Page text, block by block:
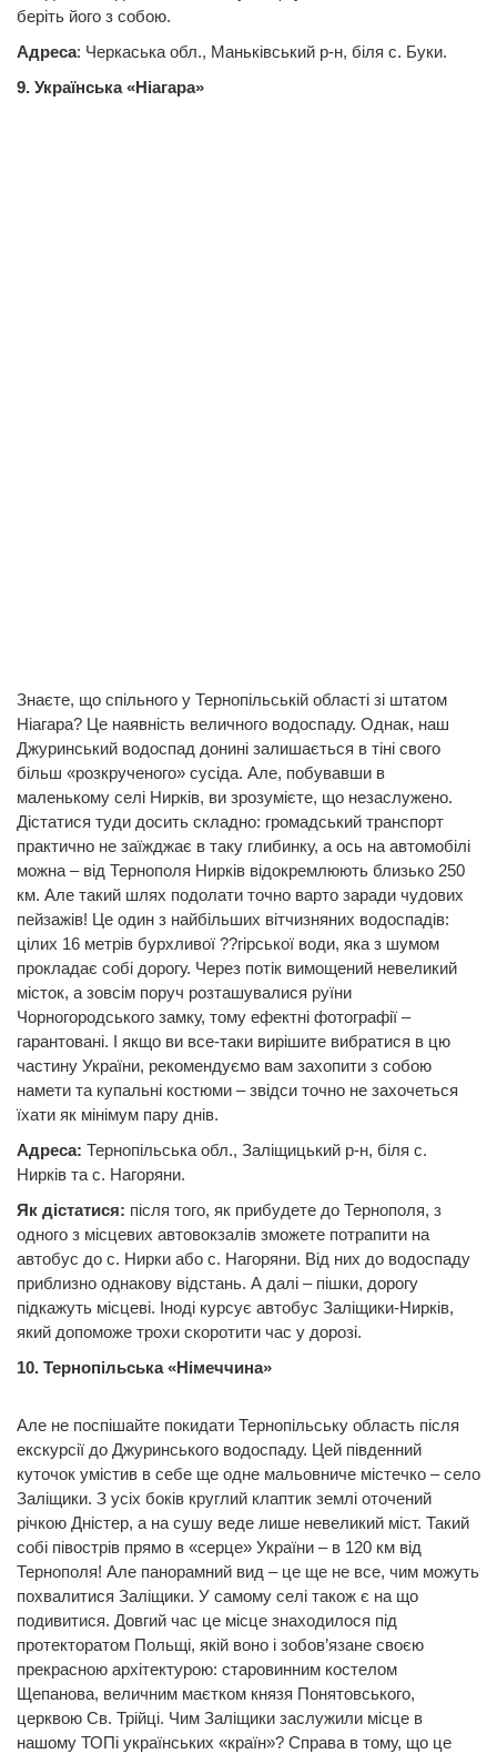
беріть його з собою.
Адреса: Черкаська обл., Маньківський р-н, біля с. Буки.
9. Українська «Ніагара»
Знаєте, що спільного у Тернопільській області зі штатом
Ніагара? Це наявність величного водоспаду. Однак, наш
Джуринський водоспад донині залишається в тіні свого
більш «розкрученого» сусіда. Але, побувавши в
маленькому селі Нирків, ви зрозумієте, що незаслужено.
Дістатися туди досить складно: громадський транспорт
практично не заїжджає в таку глибинку, а ось на автомобілі
можна – від Тернополя Нирків відокремлюють близько 250
км. Але такий шлях подолати точно варто заради чудових
пейзажів! Це один з найбільших вітчизняних водоспадів:
цілих 16 метрів бурхливої ??гірської води, яка з шумом
прокладає собі дорогу. Через потік вимощений невеликий
місток, а зовсім поруч розташувалися руїни
Чорногородського замку, тому ефектні фотографії –
гарантовані. І якщо ви все-таки вирішите вибратися в цю
частину України, рекомендуємо вам захопити з собою
намети та купальні костюми – звідси точно не захочеться
їхати як мінімум пару днів.
Адреса: Тернопільська обл., Заліщицький р-н, біля с.
Нирків та с. Нагоряни.
Як дістатися: після того, як прибудете до Тернополя, з
одного з місцевих автовокзалів зможете потрапити на
автобус до с. Нирки або с. Нагоряни. Від них до водоспаду
приблизно однакову відстань. А далі – пішки, дорогу
підкажуть місцеві. Іноді курсує автобус Заліщики-Нирків,
який допоможе трохи скоротити час у дорозі.
10. Тернопільська «Німеччина»
Але не поспішайте покидати Тернопільську область після
екскурсії до Джуринського водоспаду. Цей південний
куточок умістив в себе ще одне мальовниче містечко – село
Заліщики. З усіх боків круглий клаптик землі оточений
річкою Дністер, а на сушу веде лише невеликий міст. Такий
собі півострів прямо в «серце» України – в 120 км від
Тернополя! Але панорамний вид – це ще не все, чим можуть
похвалитися Заліщики. У самому селі також є на що
подивитися. Довгий час це місце знаходилося під
протекторатом Польщі, якій воно і зобов’язане своєю
прекрасною архітектурою: старовинним костелом
Щепанова, величним маєтком князя Понятовського,
церквою Св. Трійці. Чим Заліщики заслужили місце в
нашому ТОПі українських «країн»? Справа в тому, що це